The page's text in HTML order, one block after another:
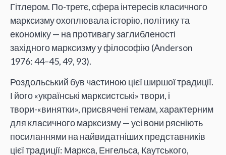
Гітлером. По-третє, сфера інтересів класичного
марксизму охоплювала історію, політику та
економіку — на противагу заглибленості
західного марксизму у філософію (Anderson
1976: 44–45, 49, 93).
Роздольський був частиною цієї ширшої традиції.
І його «українські марксистські» твори, і
твори-«винятки», присвячені темам, характерним
для класичного марксизму — усі вони рясніють
посиланнями на найвидатніших представників
цієї традиції: Маркса, Енгельса, Каутського,